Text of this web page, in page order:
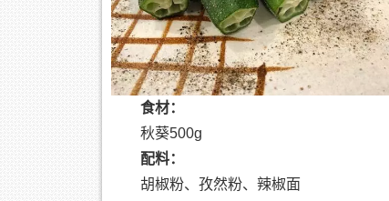
食材：
秋葵500g
配料：
胡椒粉、孜然粉、辣椒面